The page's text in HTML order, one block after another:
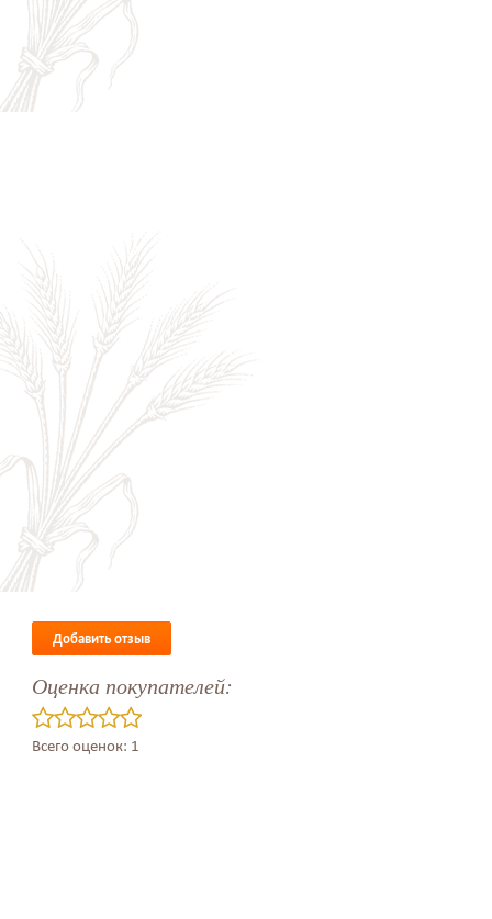
Добавить отзыв
Оценка покупателей:
Всего оценок: 1